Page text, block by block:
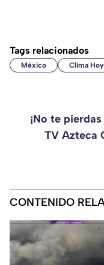
Tags relacionados
México Clima Hoy
¡No te
TV Azteca
CONTENIDO